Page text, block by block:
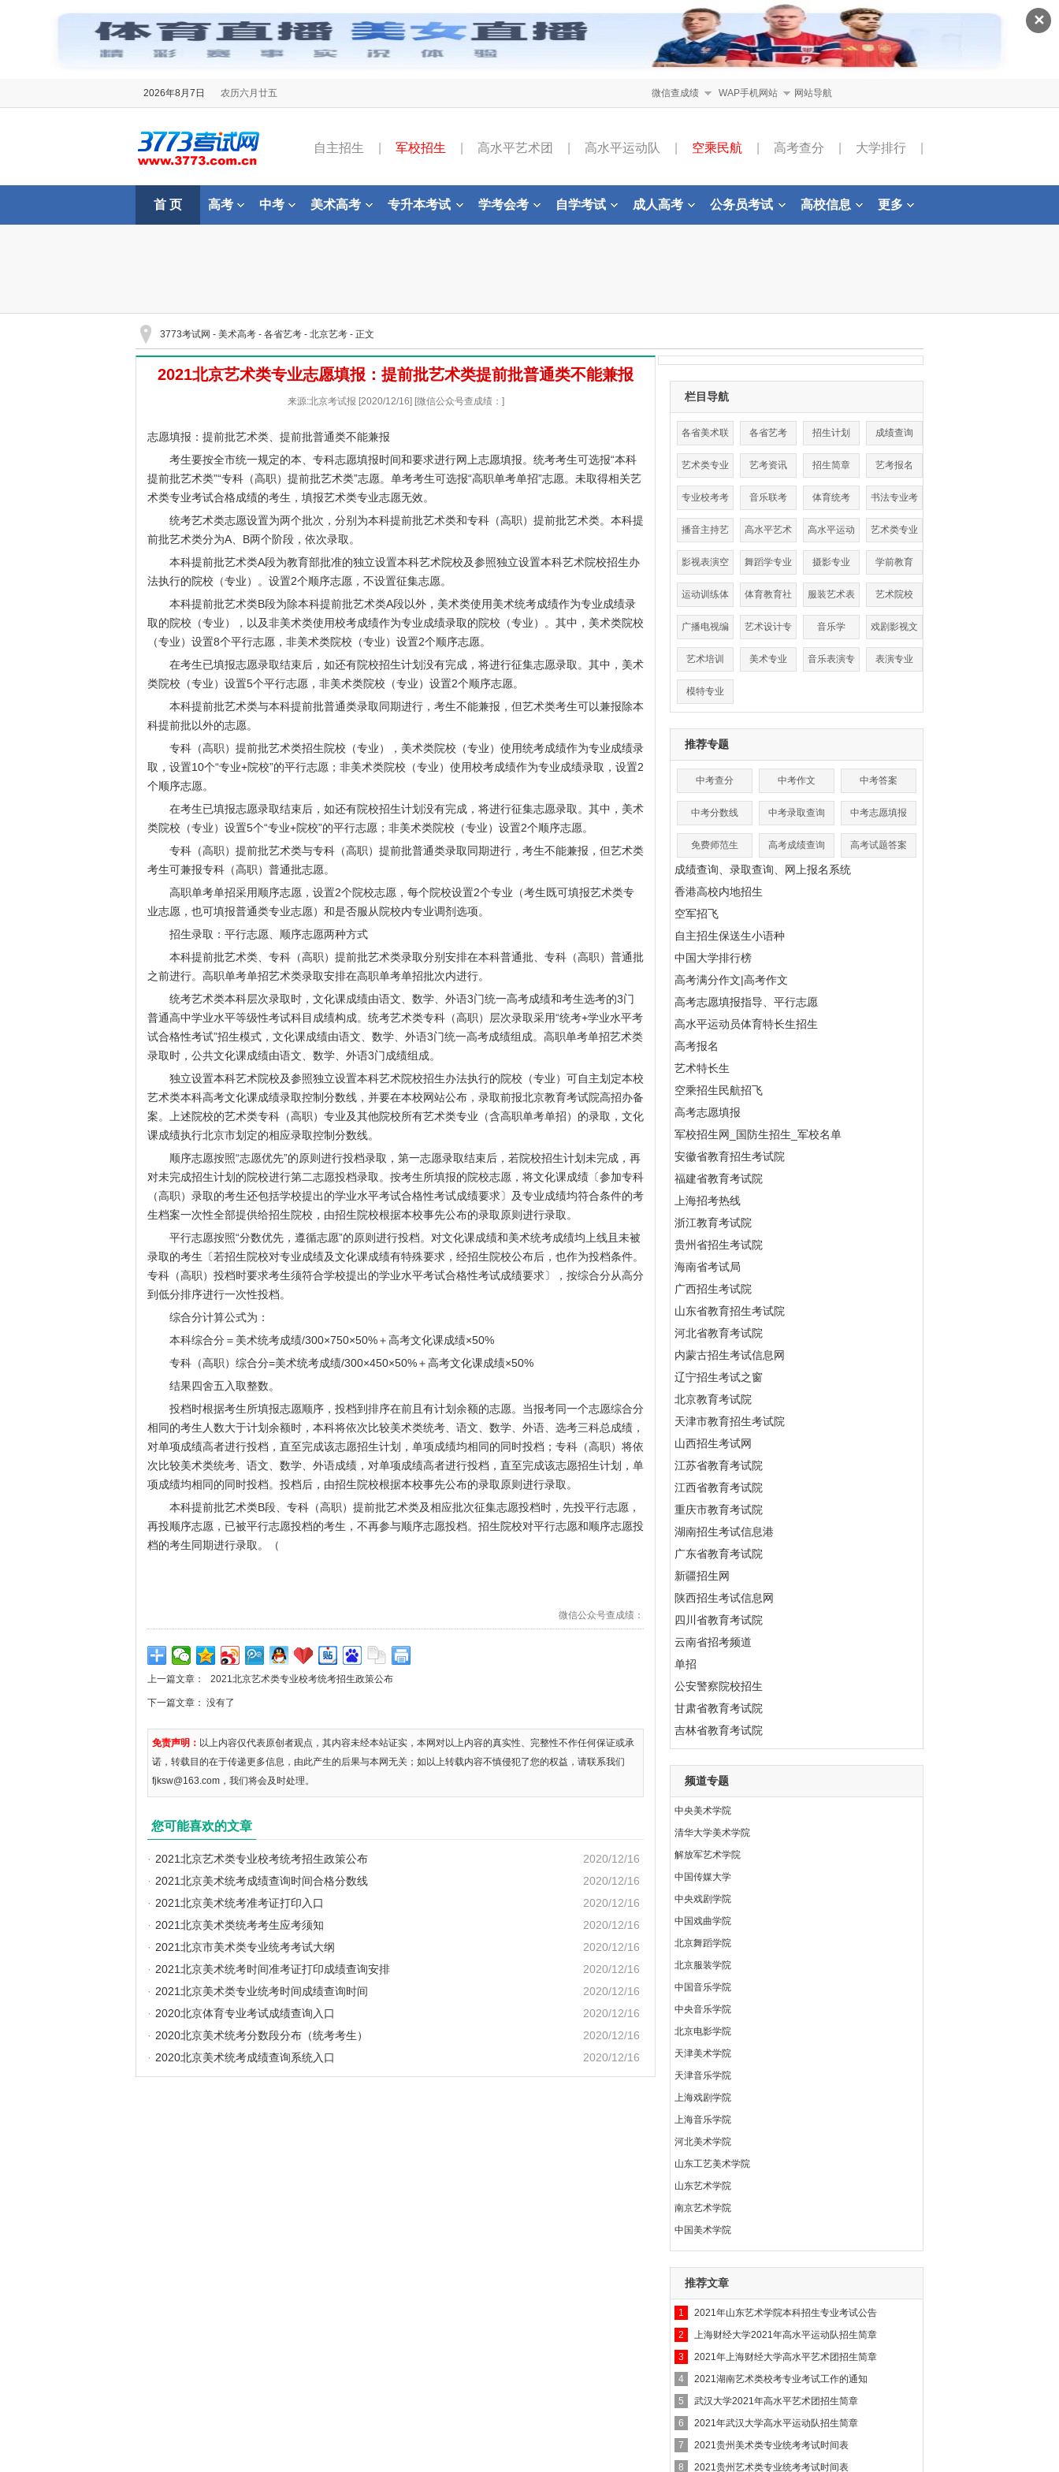
✕
2026年8月7日 农历六月廿五 微信查成绩 WAP手机网站 网站导航
自主招生 军校招生 高水平艺术团 高水平运动队 空乘民航 高考查分 大学排行
首 页 高考 中考 美术高考 专升本考试 学考会考 自学考试 成人高考 公务员考试 高校信息 更多
3773考试网 - 美术高考 - 各省艺考 - 北京艺考 - 正文
2021北京艺术类专业志愿填报：提前批艺术类提前批普通类不能兼报
来源:北京考试报 [2020/12/16] [微信公众号查成绩：]
志愿填报：提前批艺术类、提前批普通类不能兼报
考生要按全市统一规定的本、专科志愿填报时间和要求进行网上志愿填报。统考考生可选报“本科
提前批艺术类”“专科（高职）提前批艺术类”志愿。单考考生可选报“高职单考单招”志愿。未取得相关艺
术类专业考试合格成绩的考生，填报艺术类专业志愿无效。
统考艺术类志愿设置为两个批次，分别为本科提前批艺术类和专科（高职）提前批艺术类。本科提
前批艺术类分为A、B两个阶段，依次录取。
本科提前批艺术类A段为教育部批准的独立设置本科艺术院校及参照独立设置本科艺术院校招生办
法执行的院校（专业）。设置2个顺序志愿，不设置征集志愿。
本科提前批艺术类B段为除本科提前批艺术类A段以外，美术类使用美术统考成绩作为专业成绩录
取的院校（专业），以及非美术类使用校考成绩作为专业成绩录取的院校（专业）。其中，美术类院校
（专业）设置8个平行志愿，非美术类院校（专业）设置2个顺序志愿。
在考生已填报志愿录取结束后，如还有院校招生计划没有完成，将进行征集志愿录取。其中，美术
类院校（专业）设置5个平行志愿，非美术类院校（专业）设置2个顺序志愿。
本科提前批艺术类与本科提前批普通类录取同期进行，考生不能兼报，但艺术类考生可以兼报除本
科提前批以外的志愿。
专科（高职）提前批艺术类招生院校（专业），美术类院校（专业）使用统考成绩作为专业成绩录
取，设置10个“专业+院校”的平行志愿；非美术类院校（专业）使用校考成绩作为专业成绩录取，设置2
个顺序志愿。
在考生已填报志愿录取结束后，如还有院校招生计划没有完成，将进行征集志愿录取。其中，美术
类院校（专业）设置5个“专业+院校”的平行志愿；非美术类院校（专业）设置2个顺序志愿。
专科（高职）提前批艺术类与专科（高职）提前批普通类录取同期进行，考生不能兼报，但艺术类
考生可兼报专科（高职）普通批志愿。
高职单考单招采用顺序志愿，设置2个院校志愿，每个院校设置2个专业（考生既可填报艺术类专
业志愿，也可填报普通类专业志愿）和是否服从院校内专业调剂选项。
招生录取：平行志愿、顺序志愿两种方式
本科提前批艺术类、专科（高职）提前批艺术类录取分别安排在本科普通批、专科（高职）普通批
之前进行。高职单考单招艺术类录取安排在高职单考单招批次内进行。
统考艺术类本科层次录取时，文化课成绩由语文、数学、外语3门统一高考成绩和考生选考的3门
普通高中学业水平等级性考试科目成绩构成。统考艺术类专科（高职）层次录取采用“统考+学业水平考
试合格性考试”招生模式，文化课成绩由语文、数学、外语3门统一高考成绩组成。高职单考单招艺术类
录取时，公共文化课成绩由语文、数学、外语3门成绩组成。
独立设置本科艺术院校及参照独立设置本科艺术院校招生办法执行的院校（专业）可自主划定本校
艺术类本科高考文化课成绩录取控制分数线，并要在本校网站公布，录取前报北京教育考试院高招办备
案。上述院校的艺术类专科（高职）专业及其他院校所有艺术类专业（含高职单考单招）的录取，文化
课成绩执行北京市划定的相应录取控制分数线。
顺序志愿按照“志愿优先”的原则进行投档录取，第一志愿录取结束后，若院校招生计划未完成，再
对未完成招生计划的院校进行第二志愿投档录取。按考生所填报的院校志愿，将文化课成绩〔参加专科
（高职）录取的考生还包括学校提出的学业水平考试合格性考试成绩要求〕及专业成绩均符合条件的考
生档案一次性全部提供给招生院校，由招生院校根据本校事先公布的录取原则进行录取。
平行志愿按照“分数优先，遵循志愿”的原则进行投档。对文化课成绩和美术统考成绩均上线且未被
录取的考生〔若招生院校对专业成绩及文化课成绩有特殊要求，经招生院校公布后，也作为投档条件。
专科（高职）投档时要求考生须符合学校提出的学业水平考试合格性考试成绩要求〕，按综合分从高分
到低分排序进行一次性投档。
综合分计算公式为：
本科综合分＝美术统考成绩/300×750×50%＋高考文化课成绩×50%
专科（高职）综合分=美术统考成绩/300×450×50%＋高考文化课成绩×50%
结果四舍五入取整数。
投档时根据考生所填报志愿顺序，投档到排序在前且有计划余额的志愿。当报考同一个志愿综合分
相同的考生人数大于计划余额时，本科将依次比较美术类统考、语文、数学、外语、选考三科总成绩，
对单项成绩高者进行投档，直至完成该志愿招生计划，单项成绩均相同的同时投档；专科（高职）将依
次比较美术类统考、语文、数学、外语成绩，对单项成绩高者进行投档，直至完成该志愿招生计划，单
项成绩均相同的同时投档。投档后，由招生院校根据本校事先公布的录取原则进行录取。
本科提前批艺术类B段、专科（高职）提前批艺术类及相应批次征集志愿投档时，先投平行志愿，
再投顺序志愿，已被平行志愿投档的考生，不再参与顺序志愿投档。招生院校对平行志愿和顺序志愿投
档的考生同期进行录取。（
微信公众号查成绩：
上一篇文章： 2021北京艺术类专业校考统考招生政策公布
下一篇文章： 没有了
免责声明： 以上内容仅代表原创者观点，其内容未经本站证实，本网对以上内容的真实性、完整性不作任何保证或承
诺，转载目的在于传递更多信息，由此产生的后果与本网无关；如以上转载内容不慎侵犯了您的权益，请联系我们
fjksw@163.com，我们将会及时处理。
您可能喜欢的文章
2020/12/16
· 2021北京艺术类专业校考统考招生政策公布
2020/12/16
· 2021北京美术统考成绩查询时间合格分数线
2020/12/16
· 2021北京美术统考准考证打印入口
2020/12/16
· 2021北京美术类统考考生应考须知
2020/12/16
· 2021北京市美术类专业统考考试大纲
2020/12/16
· 2021北京美术统考时间准考证打印成绩查询安排
2020/12/16
· 2021北京美术类专业统考时间成绩查询时间
2020/12/16
· 2020北京体育专业考试成绩查询入口
2020/12/16
· 2020北京美术统考分数段分布（统考考生）
2020/12/16
· 2020北京美术统考成绩查询系统入口
栏目导航
各省美术联
考
各省艺考 招生计划 成绩查询
艺术类专业
分数线
艺考资讯 招生简章 艺考报名
专业校考考
点
音乐联考 体育统考 书法专业考
试
播音主持艺
术
高水平艺术
团
高水平运动
队
艺术类专业
影视表演空
乘
舞蹈学专业 摄影专业 学前教育
运动训练体
育单招
体育教育社
会体育
服装艺术表
演
艺术院校
广播电视编
导
艺术设计专
业
音乐学 戏剧影视文
学
艺术培训
美术专业 音乐表演专 表演专业
模特专业
推荐专题
中考查分 中考作文 中考答案
中考分数线 中考录取查询 中考志愿填报
免费师范生 高考成绩查询 高考试题答案
成绩查询、录取查询、网上报名系统
香港高校内地招生
空军招飞
自主招生保送生小语种
中国大学排行榜
高考满分作文|高考作文
高考志愿填报指导、平行志愿
高水平运动员体育特长生招生
高考报名
艺术特长生
空乘招生民航招飞
高考志愿填报
军校招生网_国防生招生_军校名单
安徽省教育招生考试院
福建省教育考试院
上海招考热线
浙江教育考试院
贵州省招生考试院
海南省考试局
广西招生考试院
山东省教育招生考试院
河北省教育考试院
内蒙古招生考试信息网
辽宁招生考试之窗
北京教育考试院
天津市教育招生考试院
山西招生考试网
江苏省教育考试院
江西省教育考试院
重庆市教育考试院
湖南招生考试信息港
广东省教育考试院
新疆招生网
陕西招生考试信息网
四川省教育考试院
云南省招考频道
单招
公安警察院校招生
甘肃省教育考试院
吉林省教育考试院
频道专题
中央美术学院
清华大学美术学院
解放军艺术学院
中国传媒大学
中央戏剧学院
中国戏曲学院
北京舞蹈学院
北京服装学院
中国音乐学院
中央音乐学院
北京电影学院
天津美术学院
天津音乐学院
上海戏剧学院
上海音乐学院
河北美术学院
山东工艺美术学院
山东艺术学院
南京艺术学院
中国美术学院
推荐文章
1
2021年山东艺术学院本科招生专业考试公告
2
上海财经大学2021年高水平运动队招生简章
3
2021年上海财经大学高水平艺术团招生简章
4
2021湖南艺术类校考专业考试工作的通知
5
武汉大学2021年高水平艺术团招生简章
6
2021年武汉大学高水平运动队招生简章
7
2021贵州美术类专业统考考试时间表
8
2021贵州艺术类专业统考考试时间表